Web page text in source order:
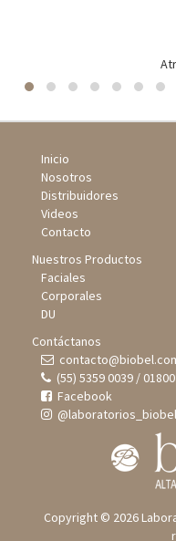
Inicio
Nosotros
Distribuidores
Videos
Contacto
Nuestros Productos
Faciales
Corporales
DU
Contáctanos
(55) 5359 0039 /
Facebook
@laboratorios_biobel
Copyright © 2026